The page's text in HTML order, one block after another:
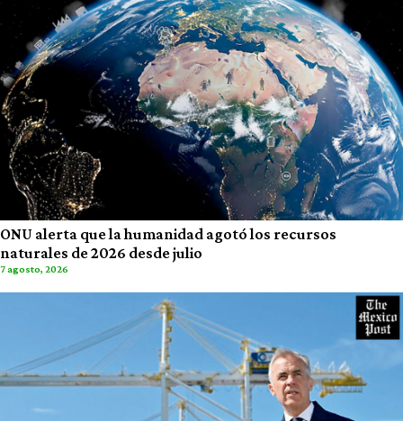
ONU alerta que la humanidad agotó los recursos
naturales de 2026 desde julio
7 agosto, 2026